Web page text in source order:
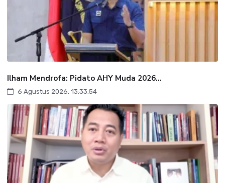
Ilham Mendrofa: Pidato AHY Muda 2026...
6 Agustus 2026, 13:33:54